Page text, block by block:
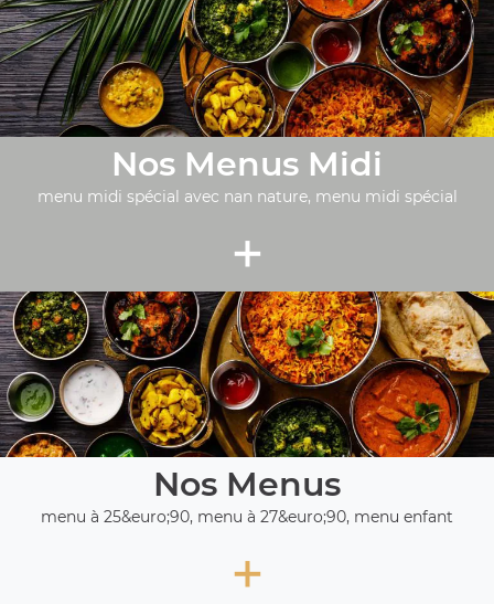
Nos Menus Midi
menu midi spécial avec nan nature, menu midi spécial
+
Nos Menus
menu à 25&euro;90, menu à 27&euro;90, menu enfant
+